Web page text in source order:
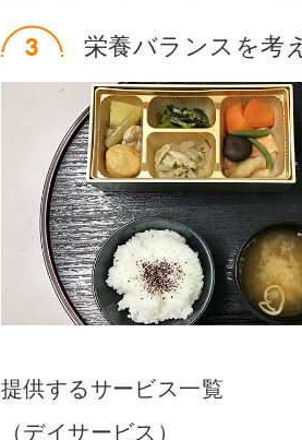
栄養バランスを考
提供するサービス一覧
（デイサービス）